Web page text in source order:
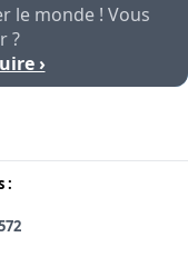
le monde ! Vous
?
›
: